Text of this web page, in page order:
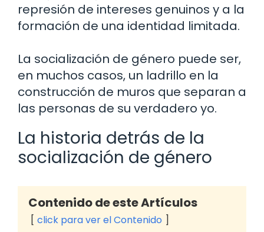
represión de intereses genuinos y a la
formación de una identidad limitada.
La socialización de género puede ser,
en muchos casos, un ladrillo en la
construcción de muros que separan a
las personas de su verdadero yo.
La historia detrás de la
socialización de género
Contenido de este Artículos
click para ver el Contenido